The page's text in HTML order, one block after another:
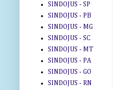
SINDOJUS - SP
SINDOJUS - PB
SINDOJUS - MG
SINDOJUS - SC
SINDOJUS - MT
SINDOJUS - PA
SINDOJUS - GO
SINDOJUS - RN